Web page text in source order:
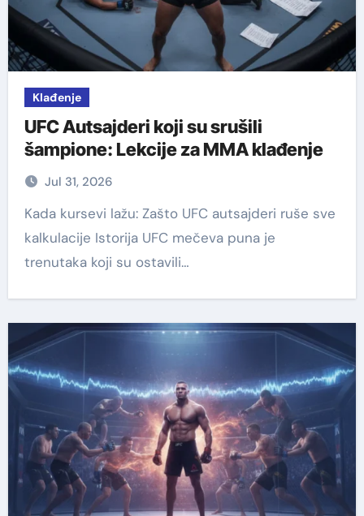
Klađenje
UFC Autsajderi koji su srušili
šampione: Lekcije za MMA klađenje
Jul 31, 2026
Kada kursevi lažu: Zašto UFC autsajderi ruše sve
kalkulacije Istorija UFC mečeva puna je
trenutaka koji su ostavili…